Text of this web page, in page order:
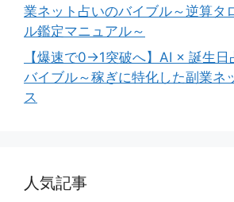
業ネット占いのバイブル～逆算タ
ル鑑定マニュアル～
【爆速で0→1突破へ】AI × 誕生
バイブル～稼ぎに特化した副業ネ
ス
人気記事